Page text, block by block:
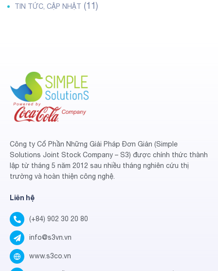
TIN TỨC, CẬP NHẬT (11)
Công ty Cổ Phần Những Giải Pháp Đơn Giản (Simple
Solutions Joint Stock Company – S3) được chính thức thành
lập từ tháng 5 năm 2012 sau nhiều tháng nghiên cứu thị
trường và hoàn thiện công nghệ.
Liên hệ
(+84) 902 30 20 80
info@s3vn.vn
www.s3co.vn